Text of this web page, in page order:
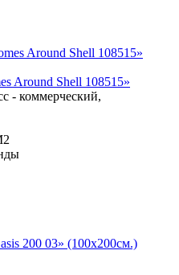
Around Shell 108515»
- коммерческий,